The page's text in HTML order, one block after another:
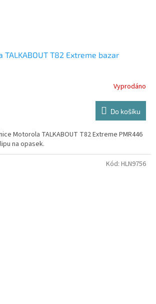
TALKABOUT T82 Extreme bazar
Vyprodáno
Do košíku
Motorola TALKABOUT T82 Extreme PMR446
na opasek.
Kód: HLN9756